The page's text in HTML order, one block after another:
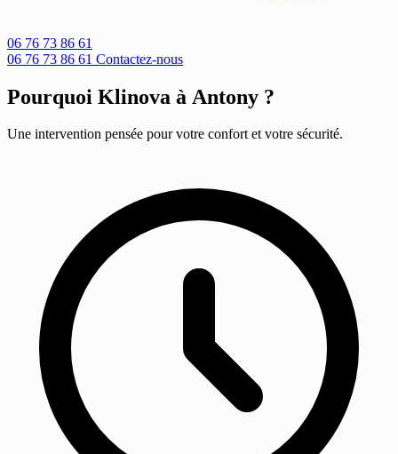
06 76 73 86 61
06 76 73 86 61 Contactez-nous
Pourquoi Klinova à Antony ?
Une intervention pensée pour votre confort et votre sécurité.